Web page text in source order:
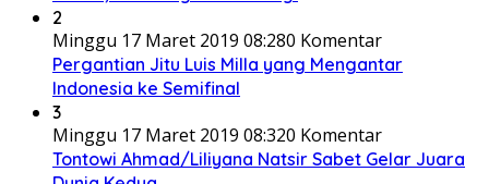
2
Minggu 17 Maret 2019 08:280 Komentar
Pergantian Jitu Luis Milla yang Mengantar
Indonesia ke Semifinal
3
Minggu 17 Maret 2019 08:320 Komentar
Tontowi Ahmad/Liliyana Natsir Sabet Gelar Juara